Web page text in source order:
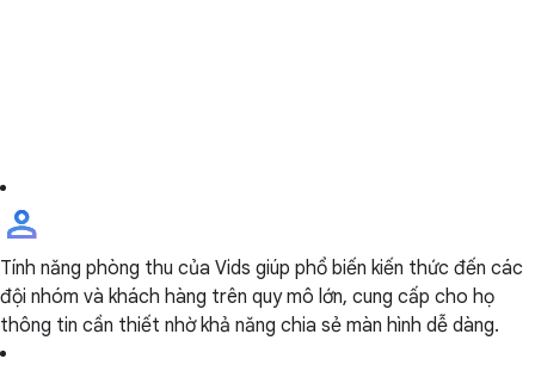
Tính năng phòng thu của Vids giúp phổ biến kiến thức đến các
đội nhóm và khách hàng trên quy mô lớn, cung cấp cho họ
thông tin cần thiết nhờ khả năng chia sẻ màn hình dễ dàng.